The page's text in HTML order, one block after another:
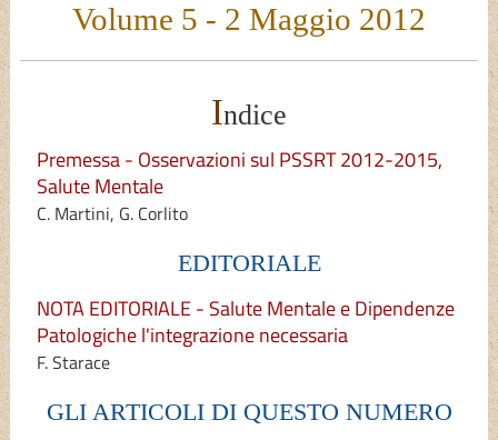
Volume 5 - 2 Maggio 2012
Indice
Premessa - Osservazioni sul PSSRT 2012-2015,
Salute Mentale
C. Martini, G. Corlito
EDITORIALE
NOTA EDITORIALE - Salute Mentale e Dipendenze
Patologiche l'integrazione necessaria
F. Starace
GLI ARTICOLI DI QUESTO NUMERO